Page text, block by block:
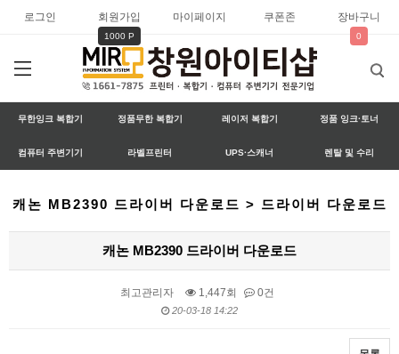
로그인 회원가입
1000 P
마이페이지 쿠폰존 장바구니
0
무한잉크 복합기 정품무한 복합기 레이저 복합기 정품 잉크·토너
컴퓨터 주변기기 라벨프린터 UPS·스캐너 렌탈 및 수리
캐논 MB2390 드라이버 다운로드 > 드라이버 다운로드
캐논 MB2390 드라이버 다운로드
최고관리자 1,447회 0건
20-03-18 14:22